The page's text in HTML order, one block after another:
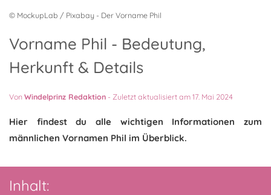
© MockupLab / Pixabay - Der Vorname Phil
Vorname Phil - Bedeutung,
Herkunft & Details
VonWindelprinz Redaktion - Zuletzt aktualisiert am 17. Mai 2024
Hier findest du alle wichtigen Informationen zum
männlichen Vornamen Phil im Überblick.
Inhalt: